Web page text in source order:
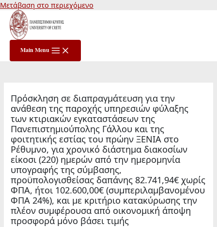
Μετάβαση στο περιεχόμενο
Main Menu
Πρόσκληση σε διαπραγμάτευση για την
ανάθεση της παροχής υπηρεσιών φύλαξης
των κτιριακών εγκαταστάσεων της
Πανεπιστημιούπολης Γάλλου και της
φοιτητικής εστίας του πρώην ΞΕΝΙΑ στο
Ρέθυμνο, για χρονικό διάστημα διακοσίων
είκοσι (220) ημερών από την ημερομηνία
υπογραφής της σύμβασης,
προϋπολογισθείσας δαπάνης 82.741,94€ χωρίς
ΦΠΑ, ήτοι 102.600,00€ (συμπεριλαμβανομένου
ΦΠΑ 24%), και με κριτήριο κατακύρωσης την
πλέον συμφέρουσα από οικονομική άποψη
προσφορά μόνο βάσει τιμής